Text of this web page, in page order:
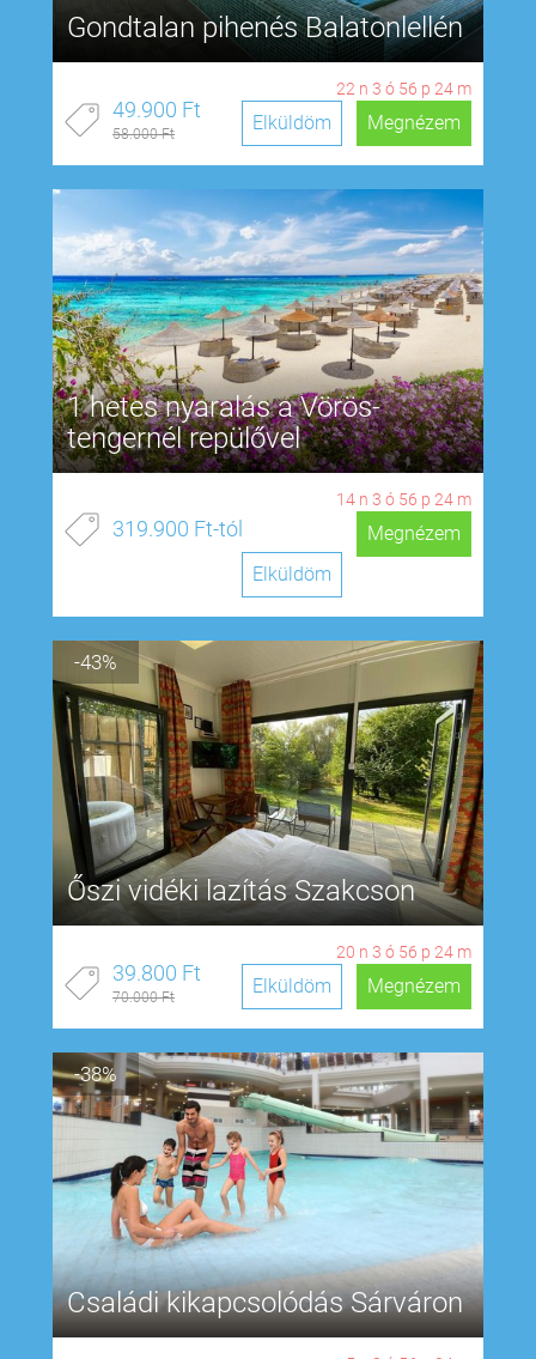
Gondtalan pihenés Balatonlellén
22 n 3 ó 56 p 23 m
49.900 Ft
58.000 Ft Megnézem
Elküldöm
1 hetes nyaralás a Vörös-
tengernél repülővel
14 n 3 ó 56 p 23 m
319.900 Ft-tól
Megnézem
Elküldöm
-43%
Őszi vidéki lazítás Szakcson
20 n 3 ó 56 p 23 m
39.800 Ft
70.000 Ft Megnézem
Elküldöm
-38%
Családi kikapcsolódás Sárváron